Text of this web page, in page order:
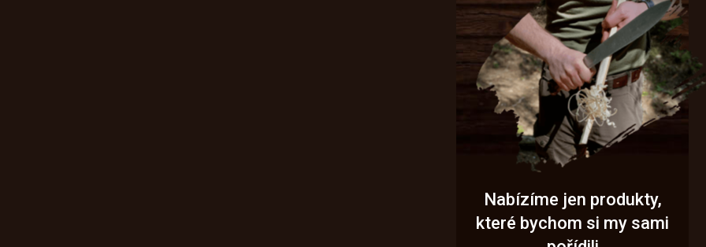
Nabízíme jen produkty,
které bychom si my sami